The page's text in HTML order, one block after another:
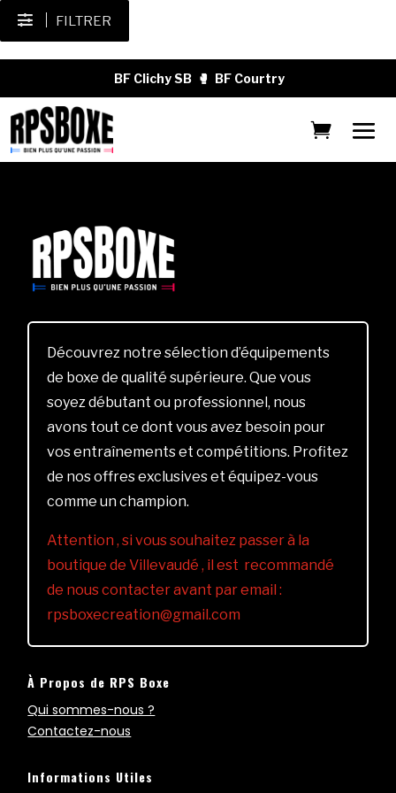
FILTRER
BF Clichy SB 🥊 BF Courtry
Découvrez notre sélection d’équipements
de boxe de qualité supérieure. Que vous
soyez débutant ou professionnel, nous
avons tout ce dont vous avez besoin pour
vos entraînements et compétitions. Profitez
de nos offres exclusives et équipez-vous
comme un champion.
Attention , si vous souhaitez passer à la
boutique de Villevaudé , il est recommandé
de nous contacter avant par email :
rpsboxecreation@gmail.com
À Propos de RPS Boxe
Qui sommes-nous ?
Contactez-nous
Informations Utiles